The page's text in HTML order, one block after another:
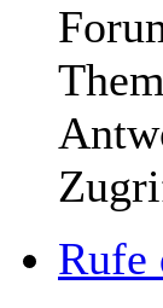
Rufe